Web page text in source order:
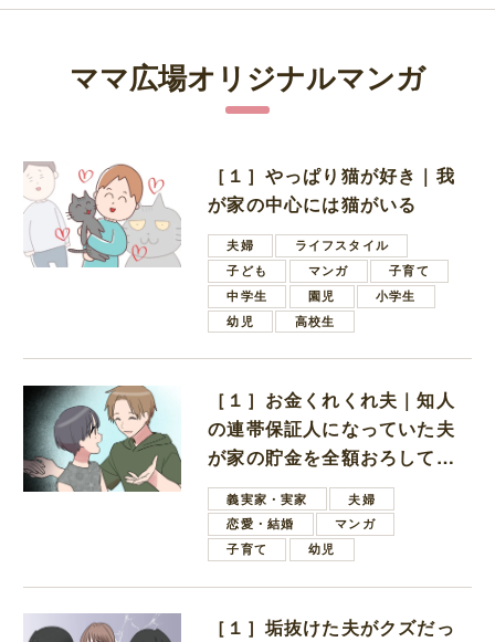
ママ広場オリジナルマンガ
［１］やっぱり猫が好き｜我
が家の中心には猫がいる
夫婦
ライフスタイル
子ども
マンガ
子育て
中学生
園児
小学生
幼児
高校生
［１］お金くれくれ夫｜知人
の連帯保証人になっていた夫
が家の貯金を全額おろしてほ
しいと言ってきた
義実家・実家
夫婦
恋愛・結婚
マンガ
子育て
幼児
［１］垢抜けた夫がクズだっ